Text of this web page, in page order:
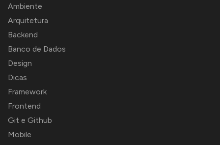
Ambiente
Arquitetura
Backend
Banco de Dados
Design
Dicas
Framework
Frontend
Git e Github
Mobile